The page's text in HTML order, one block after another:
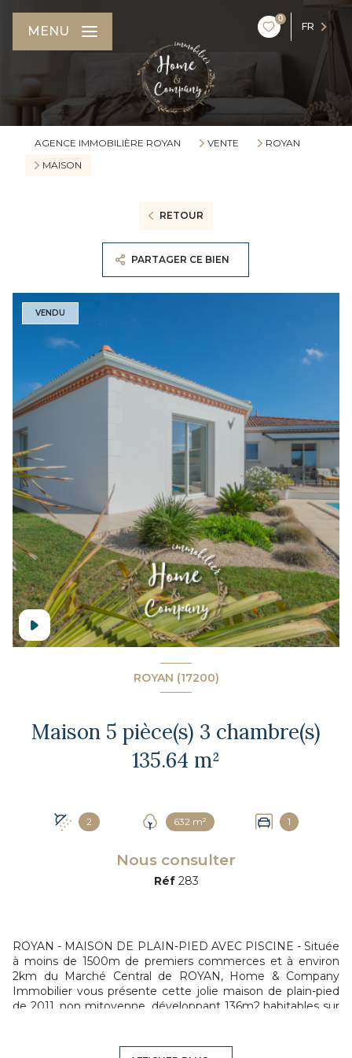
0
FR
MENU
AGENCE IMMOBILIÈRE ROYAN VENTE
ROYAN
MAISON
RETOUR
PARTAGER CE BIEN
VENDU
ROYAN (17200)
Maison 5 pièce(s) 3 chambre(s)
135.64 m²
2 632 m² 1
Nous consulter
Réf 283
ROYAN - MAISON DE PLAIN-PIED AVEC PISCINE - Située
à moins de 1500m de premiers commerces et à environ
2km du Marché Central de ROYAN, Home & Company
Immobilier vous présente cette jolie maison de plain-pied
de 2011, non mitoyenne, développant 136m2 habitables sur
lumineuse, offre une belle pièce de vie de 60m2 avec une